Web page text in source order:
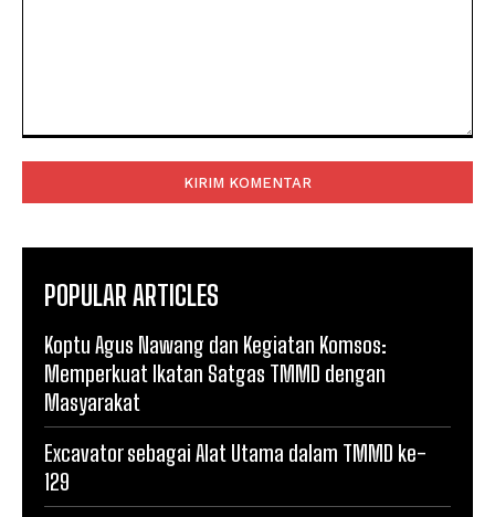
POPULAR ARTICLES
Koptu Agus Nawang dan Kegiatan Komsos:
Memperkuat Ikatan Satgas TMMD dengan
Masyarakat
Excavator sebagai Alat Utama dalam TMMD ke-
129